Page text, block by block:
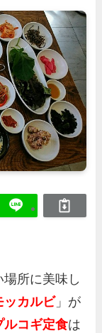
所に美味し
ッカルビ」が
ルコギ定食は